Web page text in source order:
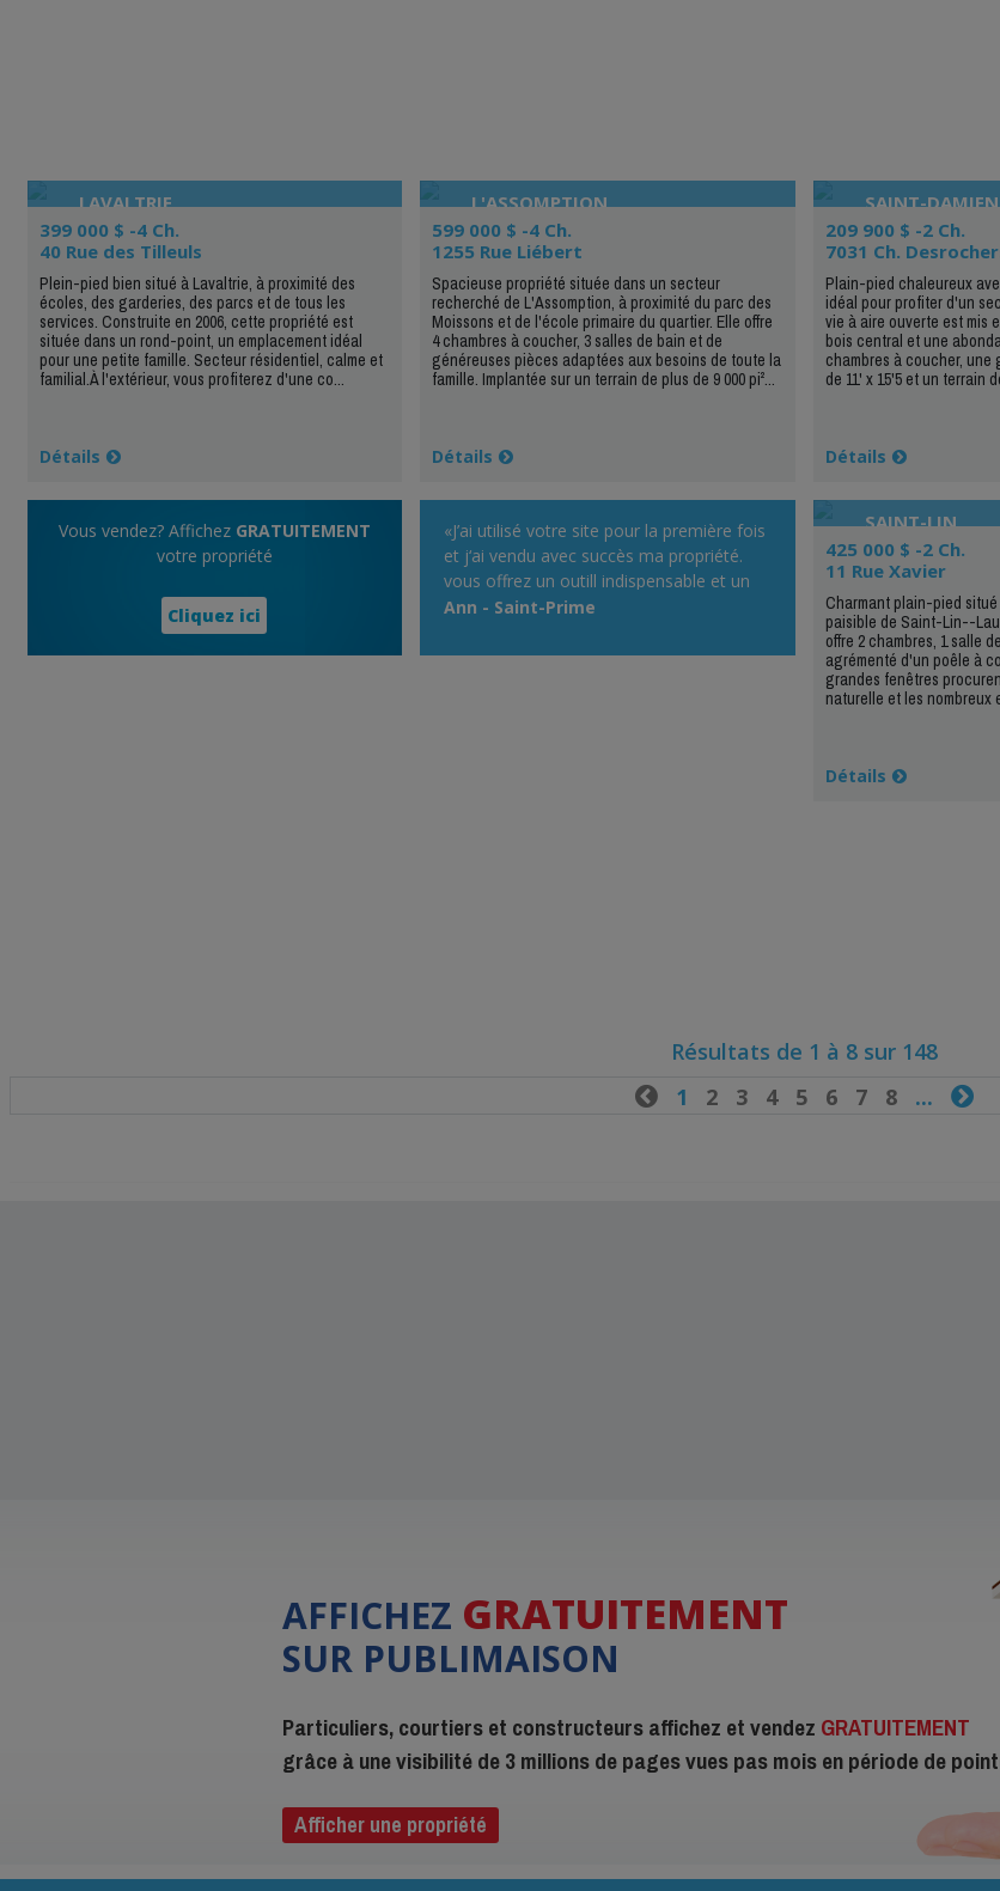
LAVALTRIE
399 000 $ -4 Ch.
40 Rue des Tilleuls
Plein-pied bien situé à Lavaltrie, à proximité des
écoles, des garderies, des parcs et de tous les
services. Construite en 2006, cette propriété est
située dans un rond-point, un emplacement idéal
pour une petite famille. Secteur résidentiel, calme et
familial.À l'extérieur, vous profiterez d'une co...
Détails
L'ASSOMPTION
599 000 $ -4 Ch.
1255 Rue Liébert
Spacieuse propriété située dans un secteur
recherché de L'Assomption, à proximité du parc des
Moissons et de l'école primaire du quartier. Elle offre
4 chambres à coucher, 3 salles de bain et de
généreuses pièces adaptées aux besoins de toute la
famille. Implantée sur un terrain de plus de 9 000 pi²...
Détails
SAINT-DAMIEN
209 900 $ -2 Ch.
7031 Ch.
Plain-pied chaleureux
idéal pour profiter d'un
vie à aire ouverte est mis
bois central et une
chambres à coucher, une
de 11' x 15'5 et un terrain
Détails
Vous vendez? Affichez GRATUITEMENT
votre propriété
Cliquez ici
«J’ai utilisé votre site pour la première fois
et j‘ai vendu avec succès ma propriété.
vous offrez un outill indispensable et un
service remarquable pour vendre sa
utiliser, et contrairement à Kiiji qui est un
Ann - Saint-Prime
SAINT-LIN
425 000 $ -2 Ch.
11 Rue Xavier
Charmant plain-pied
paisible de Saint-Lin--
offre 2 chambres, 1 salle
agrémenté d'un poêle à
grandes fenêtres
naturelle et les nombreux
Détails
Résultats de 1 à 8 sur 148
1 2 3 4 5 6 7 8... 
AFFICHEZ GRATUITEMENT
SUR PUBLIMAISON
Particuliers, courtiers et constructeurs affichez et vendez GRATUITEMENT
grâce à une visibilité de 3 millions de pages vues pas mois en période de
Afficher une propriété